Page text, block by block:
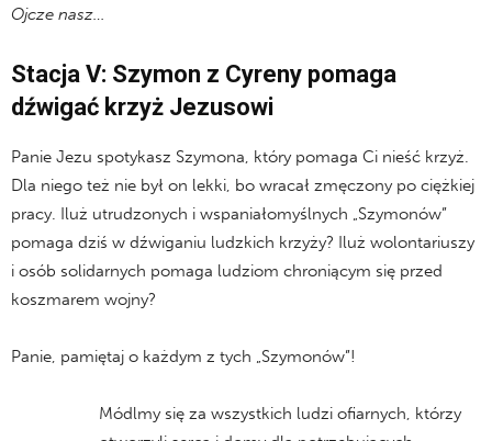
Ojcze nasz…
Stacja V: Szymon z Cyreny pomaga
dźwigać krzyż Jezusowi
Panie Jezu spotykasz Szymona, który pomaga Ci nieść krzyż.
Dla niego też nie był on lekki, bo wracał zmęczony po ciężkiej
pracy. Iluż utrudzonych i wspaniałomyślnych „Szymonów”
pomaga dziś w dźwiganiu ludzkich krzyży? Iluż wolontariuszy
i osób solidarnych pomaga ludziom chroniącym się przed
koszmarem wojny?
Panie, pamiętaj o każdym z tych „Szymonów”!
Módlmy się za wszystkich ludzi ofiarnych, którzy